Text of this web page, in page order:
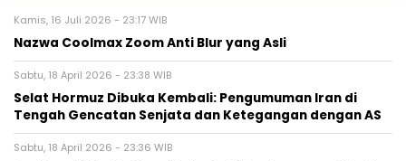
Kamis, 16 Juli 2026 - 23:17 WIB
Nazwa Coolmax Zoom Anti Blur yang Asli
Sabtu, 18 April 2026 - 23:38 WIB
Selat Hormuz Dibuka Kembali: Pengumuman Iran di
Tengah Gencatan Senjata dan Ketegangan dengan AS
Sabtu, 18 April 2026 - 23:36 WIB